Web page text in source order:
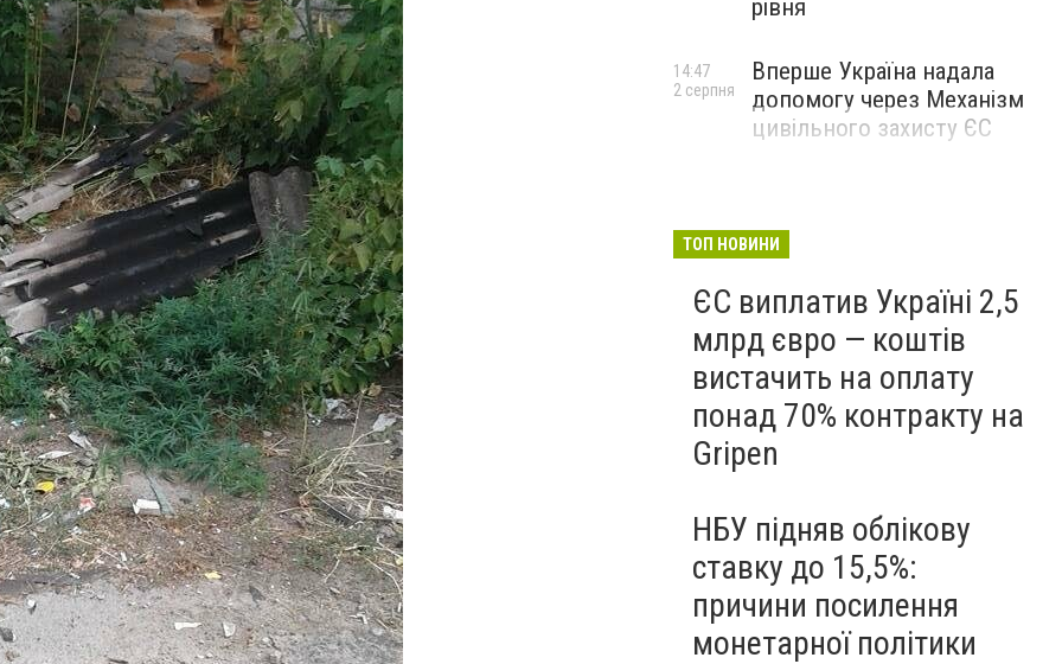
рівня
Вперше Україна надала
допомогу через Механізм
цивільного захисту ЄС
14:47
2 серпня
ТОП НОВИНИ
ЄС виплатив Україні 2,5
млрд євро — коштів
вистачить на оплату
понад 70% контракту на
Gripen
НБУ підняв облікову
ставку до 15,5%:
причини посилення
монетарної політики